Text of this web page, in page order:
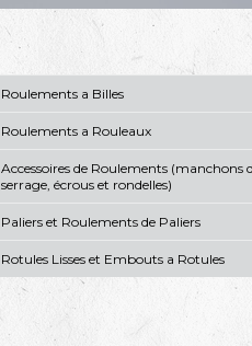
Roulements a Billes
Roulements a Rouleaux
Accessoires de Roulements (manchons
serrage, écrous et rondelles)
Paliers et Roulements de Paliers
Rotules Lisses et Embouts a Rotules